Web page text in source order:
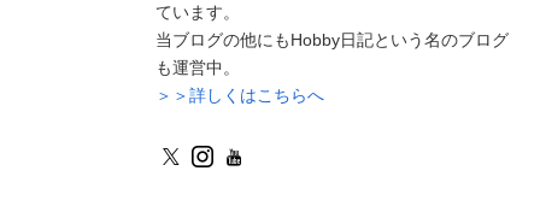
ています。
当ブログの他にもHobby日記という名のブログ
も運営中。
＞＞詳しくはこちらへ